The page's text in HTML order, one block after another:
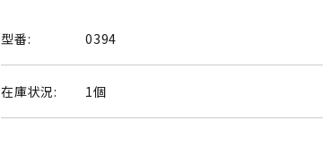
型番: 0394
在庫状況: 1個